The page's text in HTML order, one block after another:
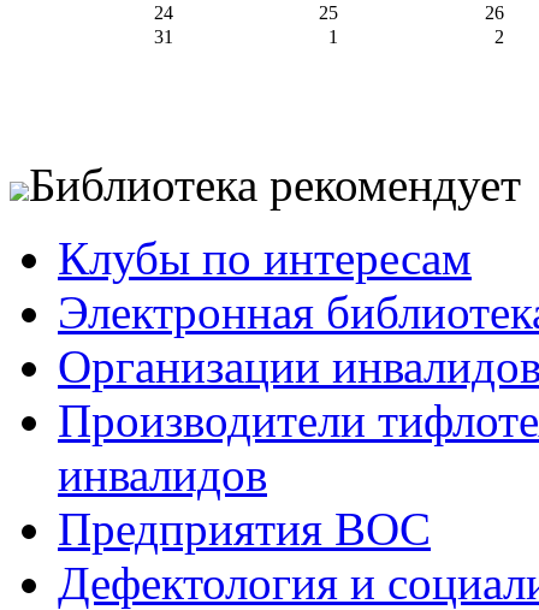
24
25
26
31
1 2
Библиотека рекомендует
Клубы по интересам
Электронная
Организации
Производители
инвалидов
Предприятия ВОС
Дефектология и